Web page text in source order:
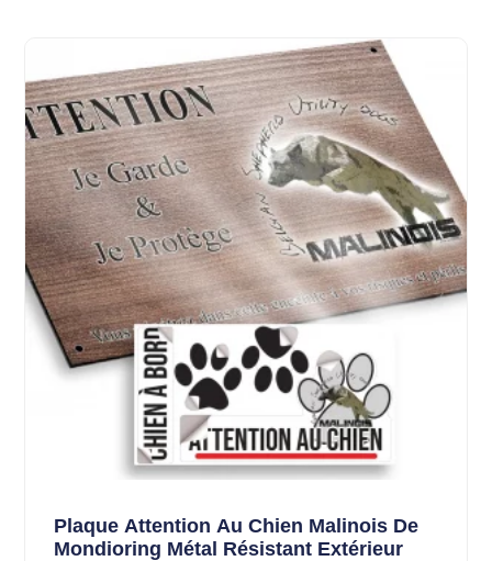
Plaque Attention Au Chien Malinois De
Mondioring Métal Résistant Extérieur